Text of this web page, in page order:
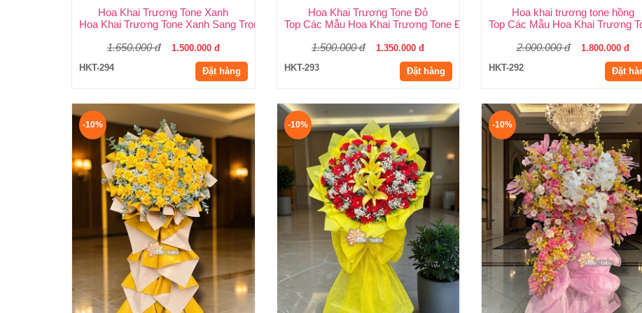
Hoa Khai Trương Tone Xanh
Hoa Khai Trương Tone Xanh Sang Trọng, Độc Đáo | Shop Hoa Huy Thảo
1.650.000 đ
1.500.000 đ
HKT-294
Đặt hàng
Hoa Khai Trương Tone Đỏ
Top Các Mẫu Hoa Khai Trương Tone Đỏ Đẹp, Sang Trọng, Giá Rẻ Tại
1.500.000 đ
1.350.000 đ
HKT-293
Đặt hàng
Hoa khai trương tone hồng
Top Các Mẫu Hoa Khai Trương
2.000.000 đ
1.800.000 đ
HKT-292
Đặt
-10% -10% -10%